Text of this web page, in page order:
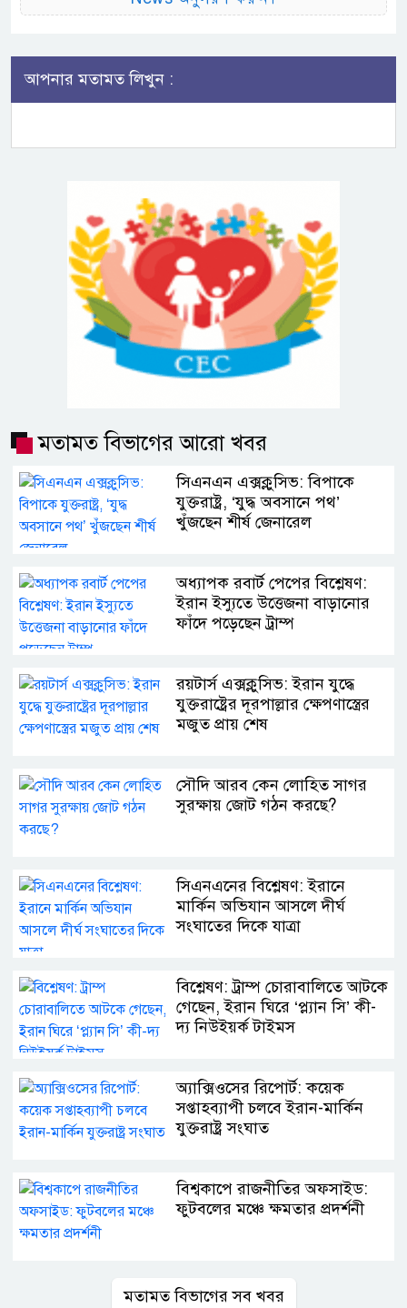
আপনার মতামত লিখুন :
মতামত বিভাগের আরো খবর
সিএনএন এক্সক্লুসিভ: বিপাকে
যুক্তরাষ্ট্র, ‘যুদ্ধ অবসানে পথ’
খুঁজছেন শীর্ষ জেনারেল
অধ্যাপক রবার্ট পেপের বিশ্লেষণ:
ইরান ইস্যুতে উত্তেজনা বাড়ানোর
ফাঁদে পড়েছেন ট্রাম্প
রয়টার্স এক্সক্লুসিভ: ইরান যুদ্ধে
যুক্তরাষ্ট্রের দূরপাল্লার ক্ষেপণাস্ত্রের
মজুত প্রায় শেষ
সৌদি আরব কেন লোহিত সাগর
সুরক্ষায় জোট গঠন করছে?
সিএনএনের বিশ্লেষণ: ইরানে
মার্কিন অভিযান আসলে দীর্ঘ
সংঘাতের দিকে যাত্রা
বিশ্লেষণ: ট্রাম্প চোরাবালিতে আটকে
গেছেন, ইরান ঘিরে ‘প্ল্যান সি’ কী-
দ্য নিউইয়র্ক টাইমস
অ্যাক্সিওসের রিপোর্ট: কয়েক
সপ্তাহব্যাপী চলবে ইরান-মার্কিন
যুক্তরাষ্ট্র সংঘাত
বিশ্বকাপে রাজনীতির অফসাইড:
ফুটবলের মঞ্চে ক্ষমতার প্রদর্শনী
মতামত বিভাগের সব খবর